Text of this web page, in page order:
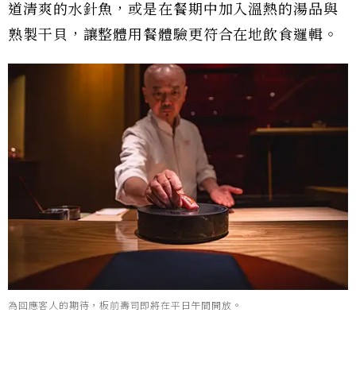
道清爽的水針魚，或是在餐期中加入溫熱的湯品與
熟製干貝，讓整體用餐體驗更符合在地飲食邏輯。
為回應客人的期待，板前壽司即將在平日午間開放。